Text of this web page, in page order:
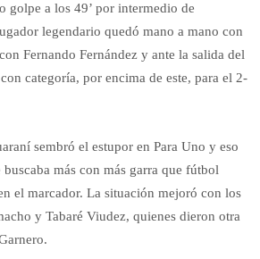
golpe a los 49’ por intermedio de
legendario quedó mano a mano con
Fernando Fernández y ante la salida del
categoría, por encima de este, para el 2-
sembró el estupor en Para Uno y eso
más con más garra que fútbol
el marcador. La situación mejoró con los
y Tabaré Viudez, quienes dieron otra